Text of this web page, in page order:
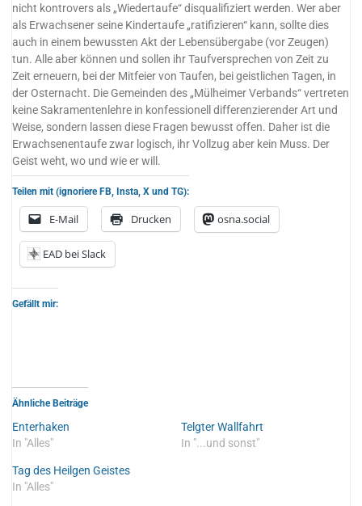
nicht kontrovers als „Wiedertaufe“ disqualifiziert werden. Wer aber
als Erwachsener seine Kindertaufe „ratifizieren“ kann, sollte dies
auch in einem bewussten Akt der Lebensübergabe (vor Zeugen)
tun. Alle aber können und sollen ihr Taufversprechen von Zeit zu
Zeit erneuern, bei der Mitfeier von Taufen, bei geistlichen Tagen, in
der Osternacht. Die Gemeinden des „Mülheimer Verbands“ vertreten
keine Sakramentenlehre in konfessionell differenzierender Art und
Weise, sondern lassen diese Fragen bewusst offen. Daher ist die
Erwachsenentaufe zwar logisch, ihr Vollzug aber kein Muss. Der
Geist weht, wo und wie er will.
Teilen mit (ignoriere FB, Insta, X und TG):
E-Mail Drucken osna.social
EAD bei Slack
Gefällt mir:
Ähnliche Beiträge
Enterhaken
In "Alles"
Telgter Wallfahrt
In "...und sonst"
Tag des Heilgen Geistes
In "Alles"